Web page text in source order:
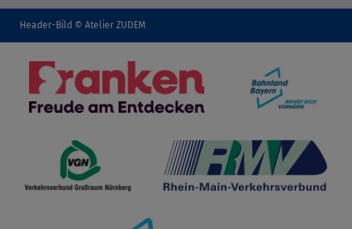
Header-Bild © Atelier ZUDEM